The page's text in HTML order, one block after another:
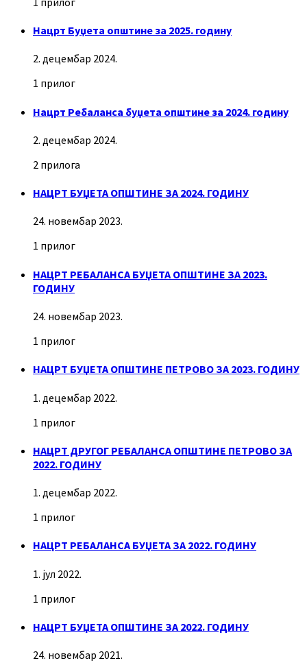
Нацрт Буџета општине за 2025. годину
2. децембар 2024.
1 прилог
Нацрт Ребаланса буџета општине за 2024. годину
2. децембар 2024.
2 прилога
НАЦРТ БУЏЕТА ОПШТИНЕ ЗА 2024. ГОДИНУ
24. новембар 2023.
1 прилог
НАЦРТ РЕБАЛАНСА БУЏЕТА ОПШТИНЕ ЗА 2023.
ГОДИНУ
24. новембар 2023.
1 прилог
НАЦРТ БУЏЕТА ОПШТИНЕ ПЕТРОВО ЗА 2023. ГОДИНУ
1. децембар 2022.
1 прилог
НАЦРТ ДРУГОГ РЕБАЛАНСА ОПШТИНЕ ПЕТРОВО ЗА
2022. ГОДИНУ
1. децембар 2022.
1 прилог
НАЦРТ РЕБАЛАНСА БУЏЕТА ЗА 2022. ГОДИНУ
1. јул 2022.
1 прилог
НАЦРТ БУЏЕТА ОПШТИНЕ ЗА 2022. ГОДИНУ
24. новембар 2021.